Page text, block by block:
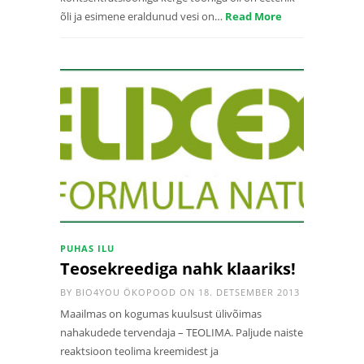
õli ja esimene eraldunud vesi on… Read More
PUHAS ILU
Teosekreediga nahk klaariks!
BY BIO4YOU ÖKOPOOD ON 18. DETSEMBER 2013
Maailmas on kogumas kuulsust ülivõimas
nahakudede tervendaja – TEOLIMA. Paljude naiste
reaktsioon teolima kreemidest ja